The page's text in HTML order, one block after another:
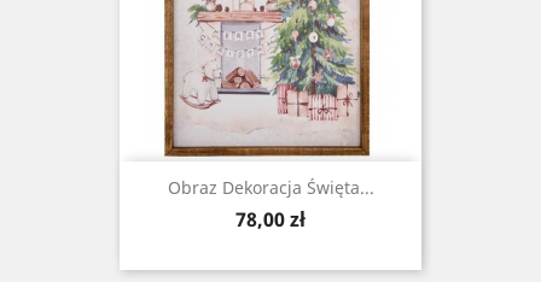
Obraz Dekoracja Święta...
Cena
78,00 zł